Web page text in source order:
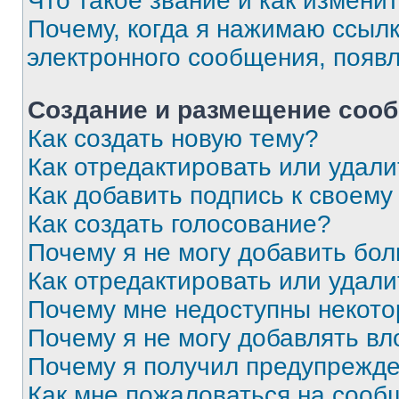
Почему, когда я нажимаю
электронного сообщения,
Создание и размещение
Как создать новую тему?
Как отредактировать или
Как добавить подпись к
Как создать голосование?
Почему я не могу добавить
Как отредактировать или
Почему мне недоступны
Почему я не могу добавлять
Почему я получил